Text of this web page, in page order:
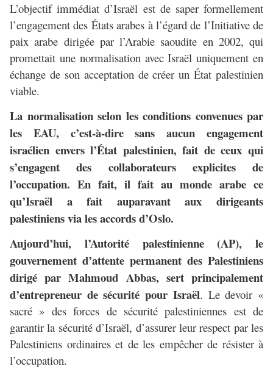
L’objectif immédiat d’Israël est de saper formellement
l’engagement des États arabes à l’égard de l’Initiative de
paix arabe dirigée par l’Arabie saoudite en 2002, qui
promettait une normalisation avec Israël uniquement en
échange de son acceptation de créer un État palestinien
viable.
La normalisation selon les conditions convenues par
les EAU, c’est-à-dire sans aucun engagement
israélien envers l’État palestinien, fait de ceux qui
s’engagent des collaborateurs explicites de
l’occupation. En fait, il fait au monde arabe ce
qu’Israël a fait auparavant aux dirigeants
palestiniens via les accords d’Oslo.
Aujourd’hui, l’Autorité palestinienne (AP), le
gouvernement d’attente permanent des Palestiniens
dirigé par Mahmoud Abbas, sert principalement
d’entrepreneur de sécurité pour Israël. Le devoir «
sacré » des forces de sécurité palestiniennes est de
garantir la sécurité d’Israël, d’assurer leur respect par les
Palestiniens ordinaires et de les empêcher de résister à
l’occupation.